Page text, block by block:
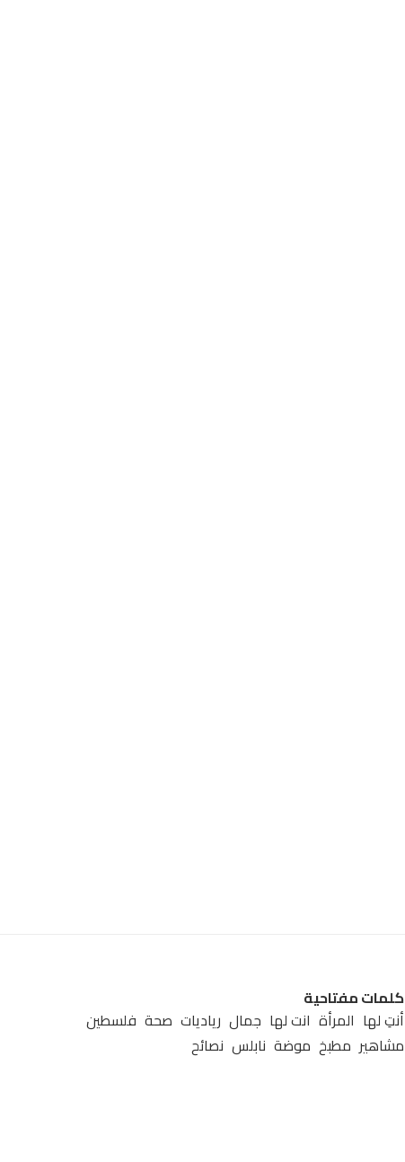
كلمات مفتاحية
أنتِ لها المرأة انت لها جمال رياديات صحة فلسطين
مشاهير مطبخ موضة نابلس نصائح